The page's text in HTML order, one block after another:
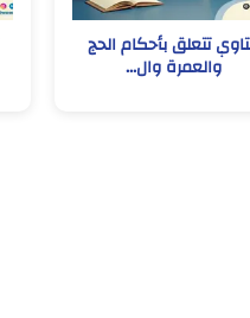
تتعلق بأحكام الحج
والعمرة وال...